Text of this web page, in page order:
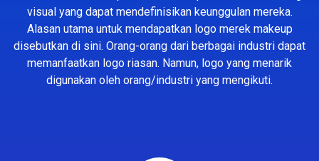
visual yang dapat mendefinisikan keunggulan mereka.
Alasan utama untuk mendapatkan logo merek makeup
disebutkan di sini. Orang-orang dari berbagai industri dapat
memanfaatkan logo riasan. Namun, logo yang menarik
digunakan oleh orang/industri yang mengikuti.